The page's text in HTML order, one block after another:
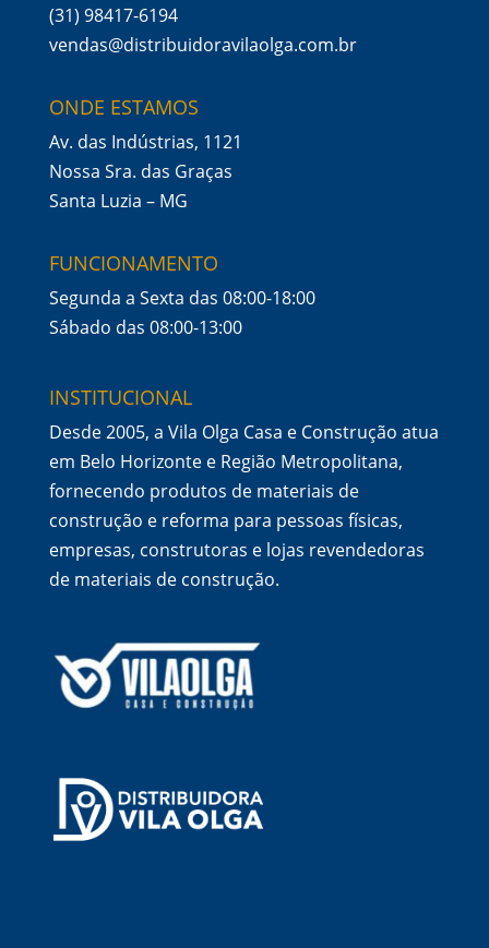
(31) 98417-6194
vendas@distribuidoravilaolga.com.br
ONDE ESTAMOS
Av. das Indústrias, 1121
Nossa Sra. das Graças
Santa Luzia – MG
FUNCIONAMENTO
Segunda a Sexta das 08:00-18:00
Sábado das 08:00-13:00
INSTITUCIONAL
Desde 2005, a Vila Olga Casa e Construção atua
em Belo Horizonte e Região Metropolitana,
fornecendo produtos de materiais de
construção e reforma para pessoas físicas,
empresas, construtoras e lojas revendedoras
de materiais de construção.